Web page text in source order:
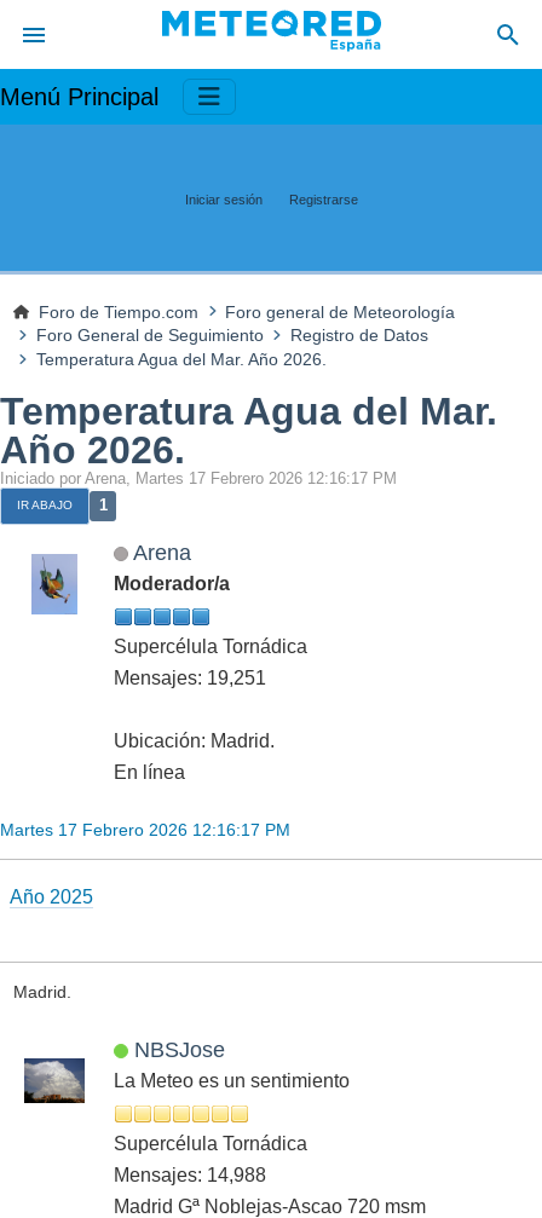
Menú Principal
Iniciar sesión Registrarse
Foro de Tiempo.com
Foro general de Meteorología
Foro General de Seguimiento
Registro de Datos
Temperatura Agua del Mar. Año 2026.
Temperatura Agua del Mar.
Año 2026.
Iniciado por Arena, Martes 17 Febrero 2026 12:16:17 PM
IR ABAJO 1
Arena
Moderador/a
Supercélula Tornádica
Mensajes: 19,251
Ubicación: Madrid.
En línea
Martes 17 Febrero 2026 12:16:17 PM
Año 2025
Madrid.
NBSJose
La Meteo es un sentimiento
Supercélula Tornádica
Mensajes: 14,988
Madrid Gª Noblejas-Ascao 720 msm